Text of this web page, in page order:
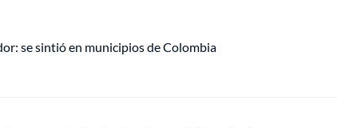
se sintió en municipios de Colombia